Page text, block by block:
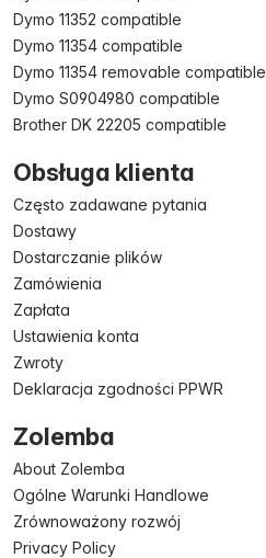
Dymo 11352 compatible
Dymo 11354 compatible
Dymo 11354 removable compatible
Dymo S0904980 compatible
Brother DK 22205 compatible
Obsługa klienta
Często zadawane pytania
Dostawy
Dostarczanie plików
Zamówienia
Zapłata
Ustawienia konta
Zwroty
Deklaracja zgodności PPWR
Zolemba
About Zolemba
Ogólne Warunki Handlowe
Zrównoważony rozwój
Privacy Policy